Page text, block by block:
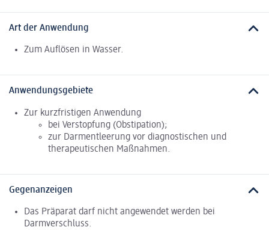
Art der Anwendung
Zum Auflösen in Wasser.
Anwendungsgebiete
Zur kurzfristigen Anwendung
bei Verstopfung (Obstipation);
zur Darmentleerung vor diagnostischen und
therapeutischen Maßnahmen.
Gegenanzeigen
Das Präparat darf nicht angewendet werden bei
Darmverschluss.